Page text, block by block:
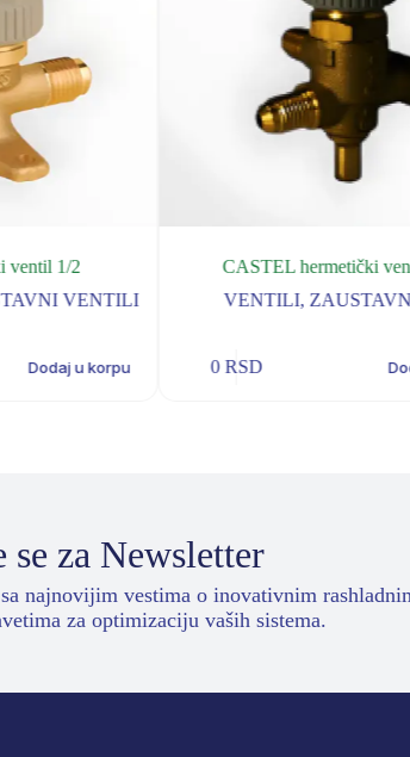
ventil 1/2
VENTILI
Dodaj u korpu
CASTEL hermetički
VENTILI,
0 RSD
za Newsletter
najnovijim vestima o inovativnim
za optimizaciju vaših sistema.